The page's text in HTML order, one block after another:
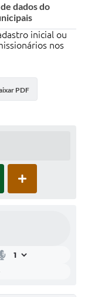
dados do
inicial ou
nos
PDF